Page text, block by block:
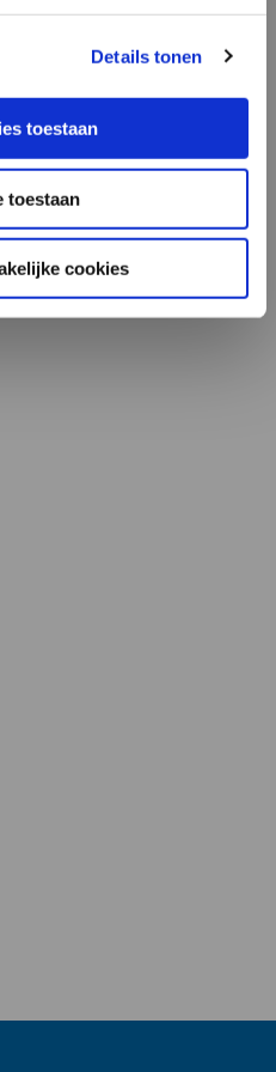
Details tonen
toestaan
toestaan
cookies
ook zeer
in laadpalen,